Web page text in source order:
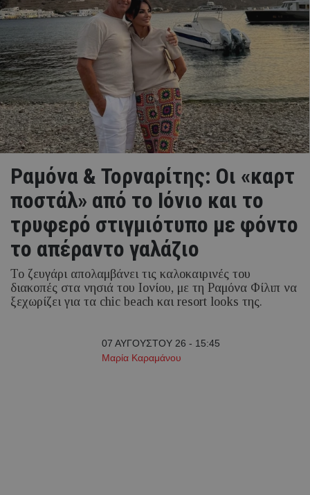
Ραμόνα & Τορναρίτης: Οι «καρτ
ποστάλ» από το Ιόνιο και το
τρυφερό στιγμιότυπο με φόντο
το απέραντο γαλάζιο
Το ζευγάρι απολαμβάνει τις καλοκαιρινές του
διακοπές στα νησιά του Ιονίου, με τη Ραμόνα Φίλιπ να
ξεχωρίζει για τα chic beach και resort looks της.
07 ΑΥΓΟΥΣΤΟΥ 26 - 15:45
Μαρία Καραμάνου